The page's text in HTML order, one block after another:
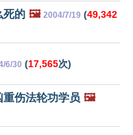
死的 🖼️ 2004/7/19 (49,342
6/30 (17,565次)
伤法轮功学员 🖼️